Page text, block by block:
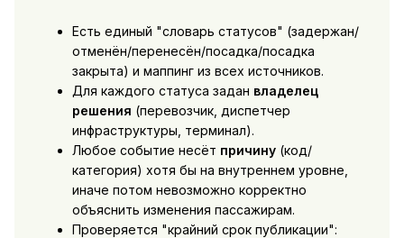
Есть единый "словарь статусов" (задержан/
отменён/перенесён/посадка/посадка
закрыта) и маппинг из всех источников.
Для каждого статуса задан владелец
решения (перевозчик, диспетчер
инфраструктуры, терминал).
Любое событие несёт причину(код/
категория) хотя бы на внутреннем уровне,
иначе потом невозможно корректно
объяснить изменения пассажирам.
Проверяется "крайний срок публикации":